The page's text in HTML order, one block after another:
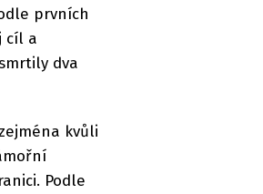
prvních
cíl a
dva
kvůli
Podle